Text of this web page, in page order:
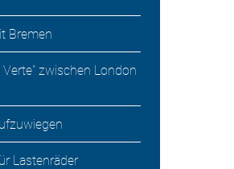
Bremen
zwischen London
Lastenräder